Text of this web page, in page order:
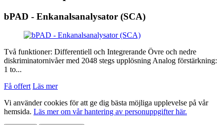
bPAD - Enkanalsanalysator (SCA)
Två funktioner: Differentiell och Integrerande Övre och nedre
diskriminatornivåer med 2048 stegs upplösning Analog förstärkning:
1 to...
Få offert Läs mer
Vi använder cookies för att ge dig bästa möjliga upplevelse på vår
hemsida. Läs mer om vår hantering av personuppgifter här.